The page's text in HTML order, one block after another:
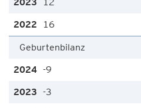
16
Geburtenbilanz
-9
-3